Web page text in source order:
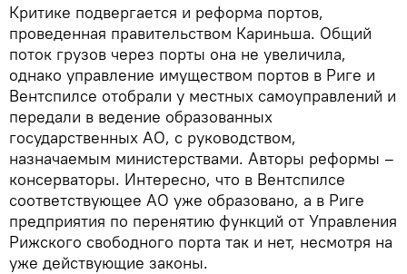
Критике подвергается и реформа портов,
проведенная правительством Кариньша. Общий
поток грузов через порты она не увеличила,
однако управление имуществом портов в Риге и
Вентспилсе отобрали у местных самоуправлений и
передали в ведение образованных
государственных АО, с руководством,
назначаемым министерствами. Авторы реформы –
консерваторы. Интересно, что в Вентспилсе
соответствующее АО уже образовано, а в Риге
предприятия по перенятию функций от Управления
Рижского свободного порта так и нет, несмотря на
уже действующие законы.